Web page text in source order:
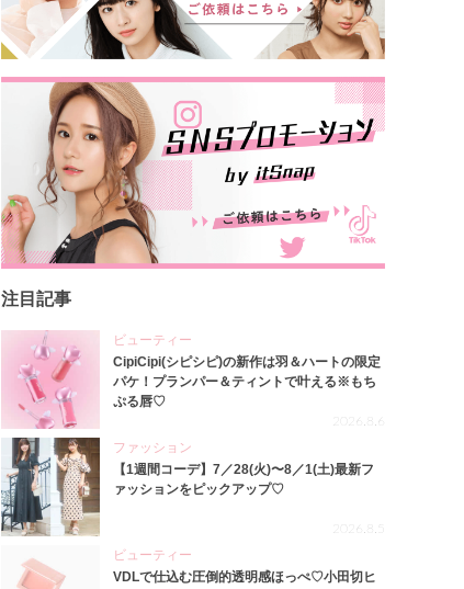
注目記事
ビューティー
CipiCipi(シピシピ)の新作は羽＆ハートの限定
パケ！プランパー＆ティントで叶える※もち
ぷる唇♡
2026.8.6
ファッション
【1週間コーデ】7／28(火)〜8／1(土)最新フ
ァッションをピックアップ♡
2026.8.5
ビューティー
VDLで仕込む圧倒的透明感ほっぺ♡小田切ヒ